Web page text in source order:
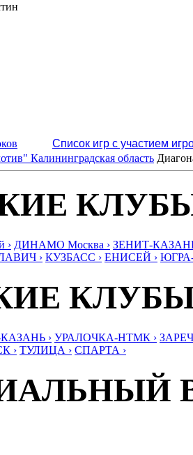
Список игр с участием
Калининградская область
› ДИНАМО Москва › ЗЕНИТ-
› КУЗБАСС › ЕНИСЕЙ ›
› УРАЛОЧКА-НТМК ›
› ТУЛИЦА › СПАРТА ›